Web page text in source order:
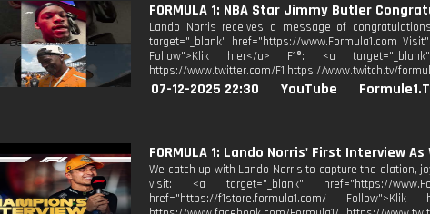
FORMULA 1: NBA Star Jimmy Butler
Lando Norris receives a message of
target="_blank" href="https://www.Formula1.com
Follow">Klik hier</a> F1®: <a target="_blank"
https://www.twitter.com/F1 https://www.twitch.tv/
07-12-2025 22:30 YouTube
FORMULA 1: Lando Norris' First Interview
We catch up with Lando Norris to capture the elation,
visit: <a target="_blank" href="https://
href="https://f1store.formula1.com/